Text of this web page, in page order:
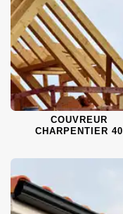
COUVREUR
CHARPENTIER 40